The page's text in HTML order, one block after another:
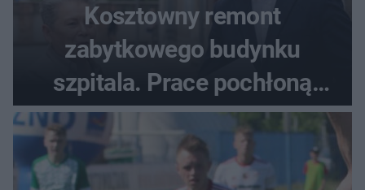
Kosztowny remont
zabytkowego budynku
szpitala. Prace pochłoną
dziesiątki milionów